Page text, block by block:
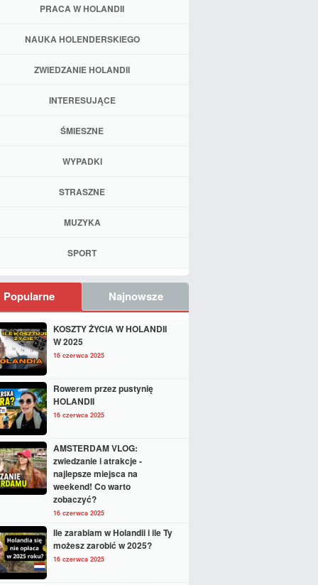
PRACA W HOLANDII
NAUKA HOLENDERSKIEGO
ZWIEDZANIE HOLANDII
INTERESUJĄCE
ŚMIESZNE
WYPADKI
STRASZNE
MUZYKA
SPORT
Popularne Najnowsze
KOSZTY ŻYCIA W HOLANDII
W 2025
16 czerwca 2025
Rowerem przez pustynię
HOLANDII
16 czerwca 2025
AMSTERDAM VLOG:
zwiedzanie i atrakcje -
najlepsze miejsca na
weekend! Co warto
zobaczyć?
16 czerwca 2025
Ile zarabiam w Holandii i ile Ty
możesz zarobić w 2025?
16 czerwca 2025